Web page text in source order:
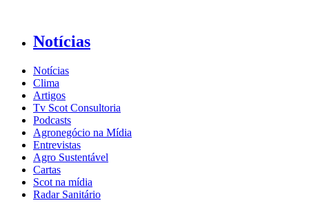
Notícias
Notícias
Clima
Artigos
Tv Scot Consultoria
Podcasts
Agronegócio na Mídia
Entrevistas
Agro Sustentável
Cartas
Scot na mídia
Radar Sanitário